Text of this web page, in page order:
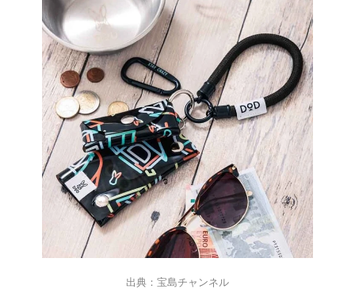
出典：宝島チャンネル